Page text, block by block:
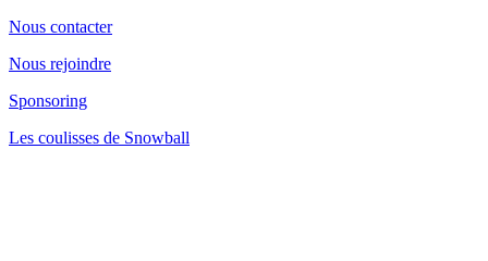
Nous contacter
Nous rejoindre
Sponsoring
Les coulisses de Snowball